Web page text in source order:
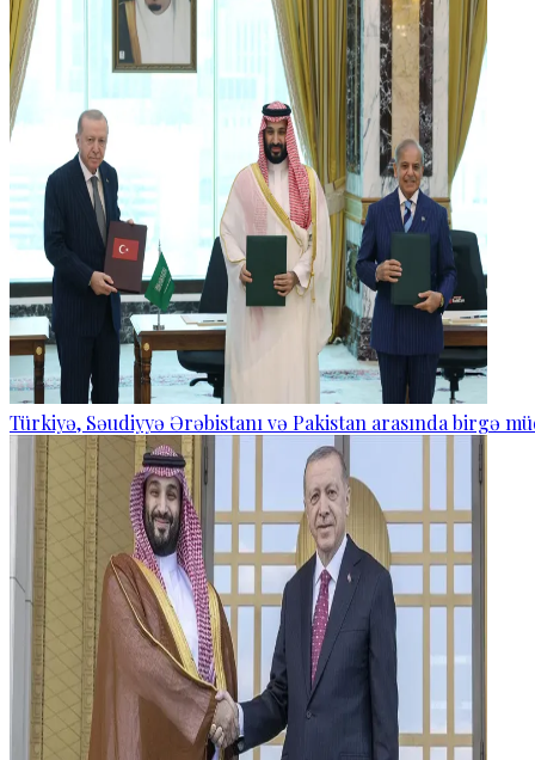
Türkiyə, Səudiyyə Ərəbistanı və Pakistan arasında birgə